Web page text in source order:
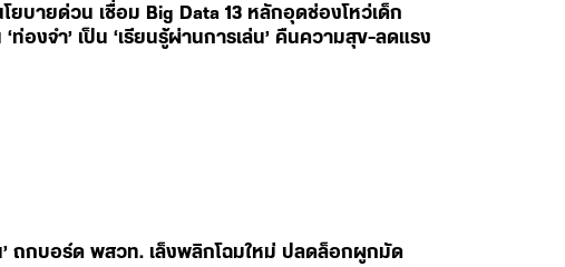
บายด่วน เชื่อม Big Data 13 หลักอุดช่องโหว่เด็ก
งจำ’ เป็น ‘เรียนรู้ผ่านการเล่น’ คืนความสุข-ลดแรง
ถกบอร์ด พสวท. เล็งพลิกโฉมใหม่ ปลดล็อกผูกมัด